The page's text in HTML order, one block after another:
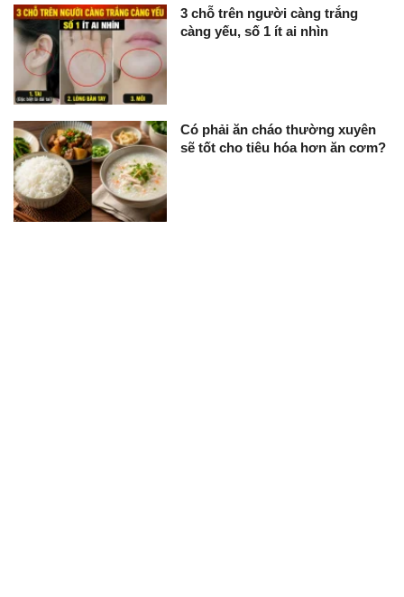
3 chỗ trên người càng trắng
càng yếu, số 1 ít ai nhìn
Có phải ăn cháo thường xuyên
sẽ tốt cho tiêu hóa hơn ăn cơm?